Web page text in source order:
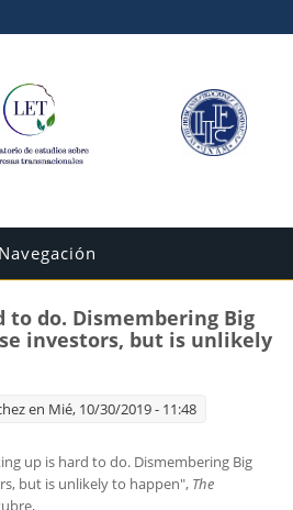
Navegación
to do. Dismembering Big
investors, but is unlikely
en Mié, 10/30/2019 - 11:48
up is hard to do. Dismembering Big
but is unlikely to happen", The